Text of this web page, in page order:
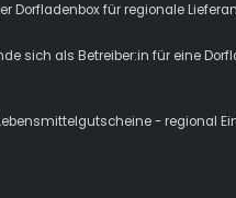
Dorfladenbox für regionale
sich als Betreiber:in für eine
- regional